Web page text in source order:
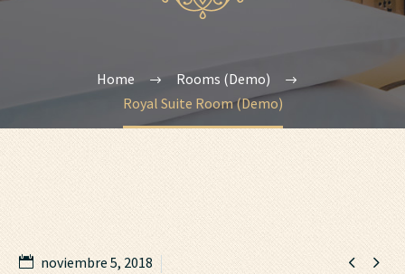
Home
Rooms (Demo)
Royal Suite Room (Demo)
 
noviembre 5, 2018